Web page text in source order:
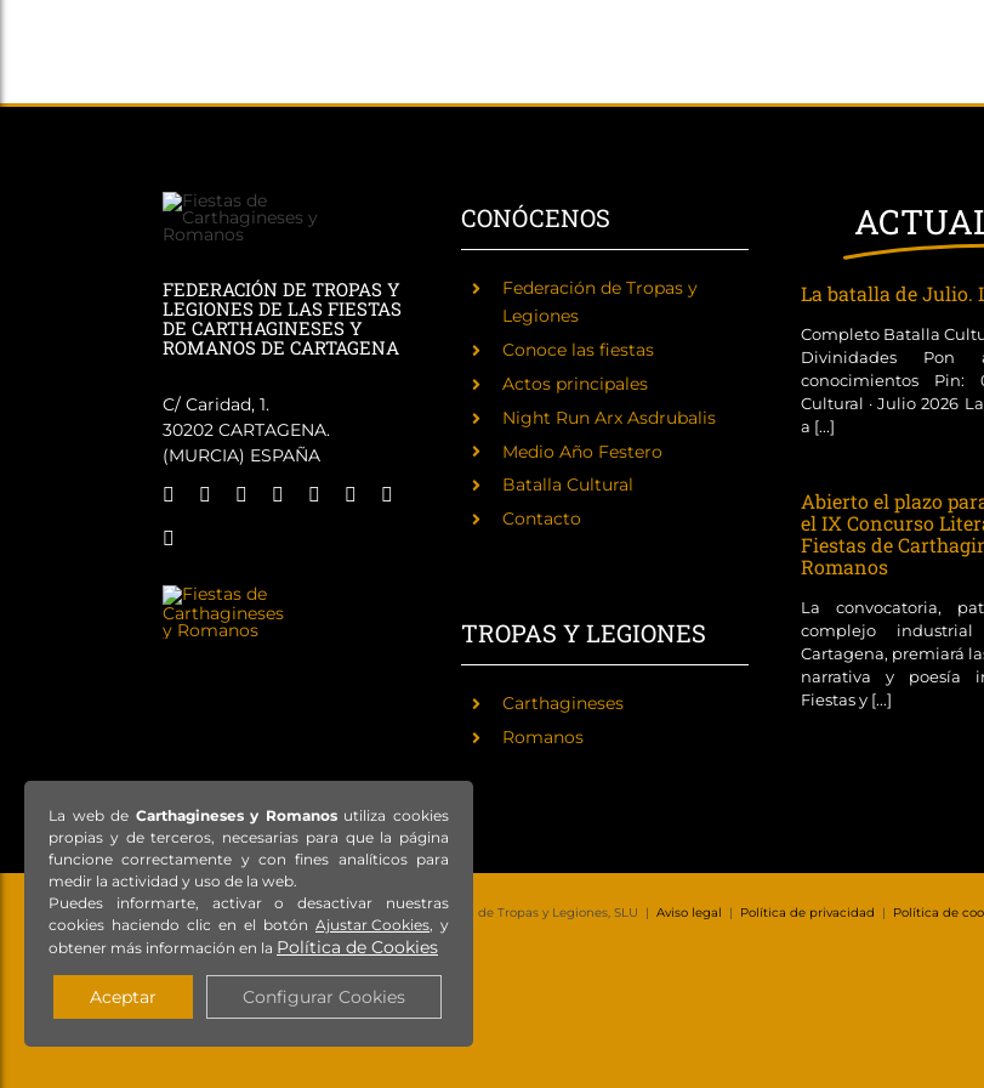
FEDERACIÓN DE TROPAS Y
LEGIONES DE LAS FIESTAS
DE CARTHAGINESES Y
ROMANOS DE CARTAGENA
C/ Caridad, 1.
30202 CARTAGENA.
(MURCIA) ESPAÑA
CONÓCENOS
Federación de Tropas y
Legiones
Conoce las fiestas
Actos principales
Night Run Arx Asdrubalis
Medio Año Festero
Batalla Cultural
Contacto
TROPAS Y LEGIONES
Carthagineses
Romanos
La batalla de Julio.
Completo Batalla
Divinidades
conocimientos Pin:
Cultural · Julio 2026
a [...]
Abierto el plazo
el IX Concurso
Fiestas de
Romanos
La convocatoria,
complejo
Cartagena, premiará
narrativa y poesía
Fiestas y [...]
© Copyright 2021 – Todos los derechos reservados – Federación de Tropas y Legiones, SLU | Aviso legal | Política de privacidad | Política de
La web de Carthagineses y Romanosutiliza cookies
propias y de terceros, necesarias para que la página
funcione correctamente y con fines analíticos para
medir la actividad y uso de la web.
Puedes informarte, activar o desactivar nuestras
cookies haciendo clic en el botón Ajustar Cookies, y
obtener más información en la Política de Cookies
Aceptar Configurar Cookies